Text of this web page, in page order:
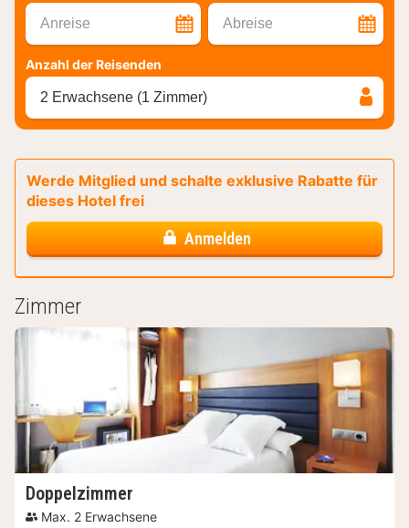
Anreise Abreise
Anzahl der Reisenden
2 Erwachsene (1 Zimmer)
Werde Mitglied und schalte exklusive Rabatte für
dieses Hotel frei
Anmelden
Zimmer
Doppelzimmer
Max. 2 Erwachsene